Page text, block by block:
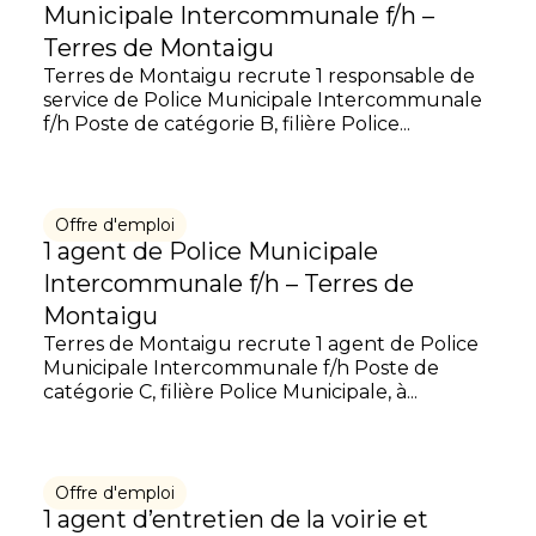
Municipale Intercommunale f/h –
Terres de Montaigu
Terres de Montaigu recrute 1 responsable de
service de Police Municipale Intercommunale
f/h Poste de catégorie B, filière Police...
Offre d'emploi
1 agent de Police Municipale
Intercommunale f/h – Terres de
Montaigu
Terres de Montaigu recrute 1 agent de Police
Municipale Intercommunale f/h Poste de
catégorie C, filière Police Municipale, à...
Offre d'emploi
1 agent d’entretien de la voirie et